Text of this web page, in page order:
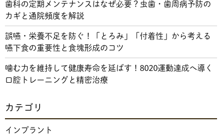
歯科の定期メンテナンスはなぜ必要？虫歯・歯周病予防の
カギと通院頻度を解説
誤嚥・栄養不足を防ぐ！「とろみ」「付着性」から考える
嚥下食の重要性と食塊形成のコツ
噛む力を維持して健康寿命を延ばす！8020運動達成へ導く
口腔トレーニングと精密治療
カテゴリ
インプラント